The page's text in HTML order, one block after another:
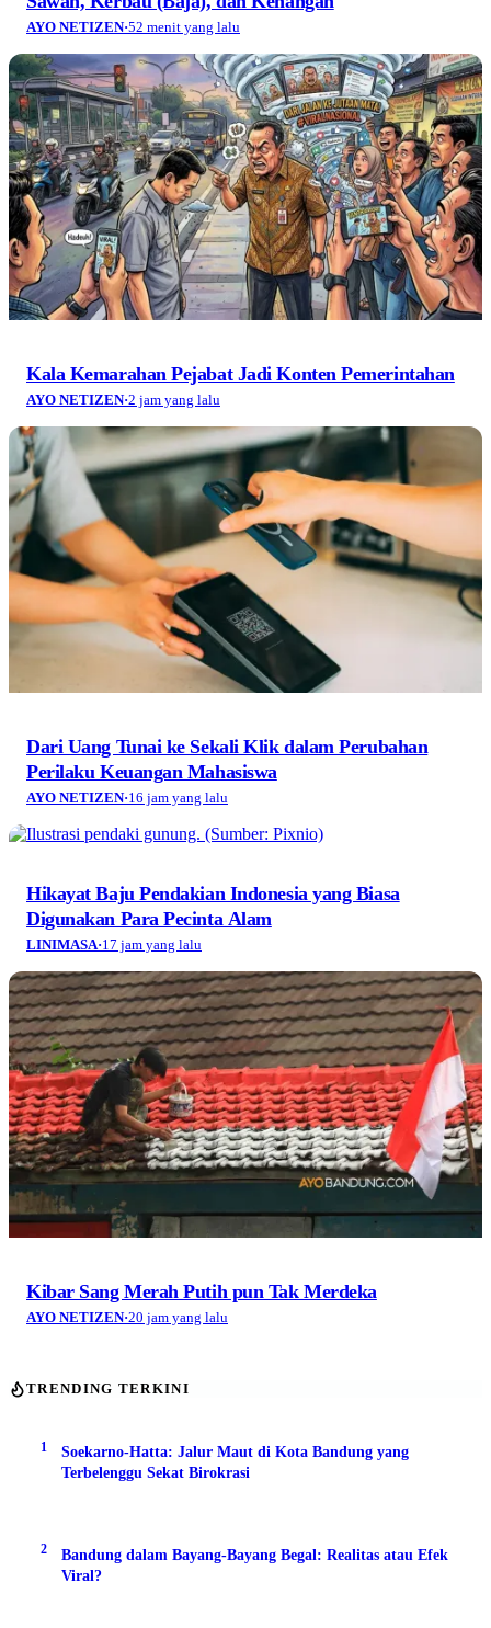
AYO NETIZEN·52 menit yang lalu
Kala Kemarahan Pejabat Jadi Konten Pemerintahan
AYO NETIZEN·2 jam yang lalu
Dari Uang Tunai ke Sekali Klik dalam Perubahan
Perilaku Keuangan Mahasiswa
AYO NETIZEN·16 jam yang lalu
Hikayat Baju Pendakian Indonesia yang Biasa
Digunakan Para Pecinta Alam
LINIMASA·17 jam yang lalu
Kibar Sang Merah Putih pun Tak Merdeka
AYO NETIZEN·20 jam yang lalu
TRENDING TERKINI
1
Soekarno-Hatta: Jalur Maut di Kota Bandung yang
Terbelenggu Sekat Birokrasi
2
Bandung dalam Bayang-Bayang Begal: Realitas atau Efek
Viral?